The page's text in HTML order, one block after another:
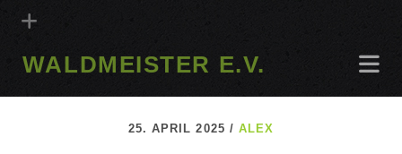
WALDMEISTER E.V.
25. APRIL 2025 / ALEX